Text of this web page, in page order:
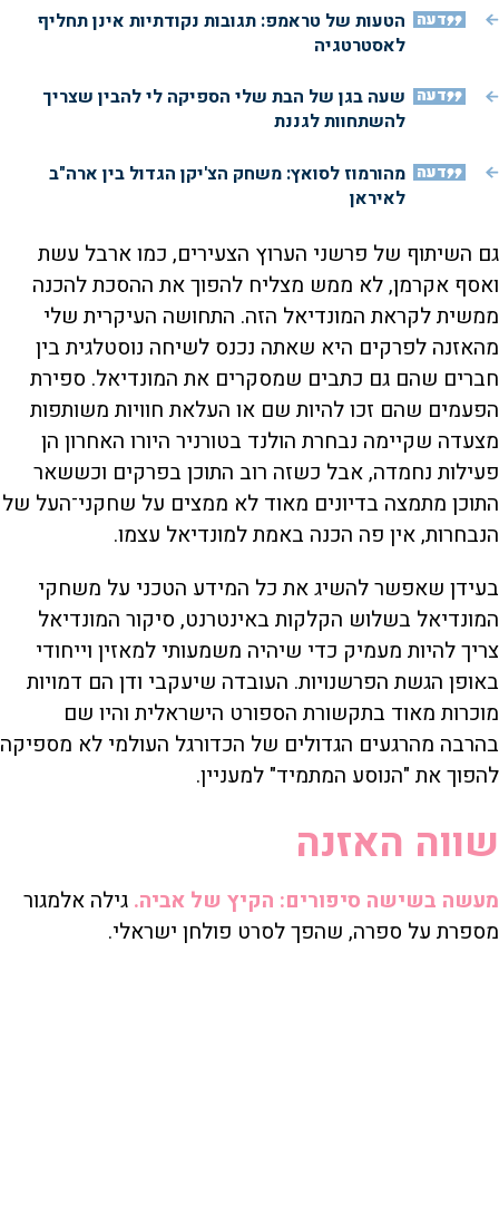
דעה הטעות של טראמפ: תגובות נקודתיות אינן תחליף
לאסטרטגיה
דעה שעה בגן של הבת שלי הספיקה לי להבין שצריך
להשתחוות לגננת
דעה מהורמוז לסואץ: משחק הצ'יקן הגדול בין ארה"ב
לאיראן
גם השיתוף של פרשני הערוץ הצעירים, כמו ארבל עשת
ואסף אקרמן, לא ממש מצליח להפוך את ההסכת להכנה
ממשית לקראת המונדיאל הזה. התחושה העיקרית שלי
מהאזנה לפרקים היא שאתה נכנס לשיחה נוסטלגית בין
חברים שהם גם כתבים שמסקרים את המונדיאל. ספירת
הפעמים שהם זכו להיות שם או העלאת חוויות משותפות
מצעדה שקיימה נבחרת הולנד בטורניר היורו האחרון הן
פעילות נחמדה, אבל כשזה רוב התוכן בפרקים וכששאר
התוכן מתמצה בדיונים מאוד לא ממצים על שחקני־העל של
הנבחרות, אין פה הכנה באמת למונדיאל עצמו.
בעידן שאפשר להשיג את כל המידע הטכני על משחקי
המונדיאל בשלוש הקלקות באינטרנט, סיקור המונדיאל
צריך להיות מעמיק כדי שיהיה משמעותי למאזין וייחודי
באופן הגשת הפרשנויות. העובדה שיעקבי ודן הם דמויות
מוכרות מאוד בתקשורת הספורט הישראלית והיו שם
בהרבה מהרגעים הגדולים של הכדורגל העולמי לא מספיקה
להפוך את "הנוסע המתמיד" למעניין.
שווה האזנה
מעשה בשישה סיפורים: הקיץ של אביה. גילה אלמגור
מספרת על ספרה, שהפך לסרט פולחן ישראלי.